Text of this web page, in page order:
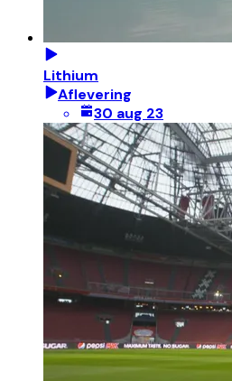
Lithium
Aflevering
30 aug 23